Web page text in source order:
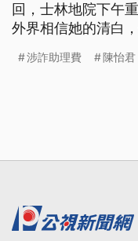
回，士林地院下午
外界相信她的清白
涉詐助理費 陳怡君